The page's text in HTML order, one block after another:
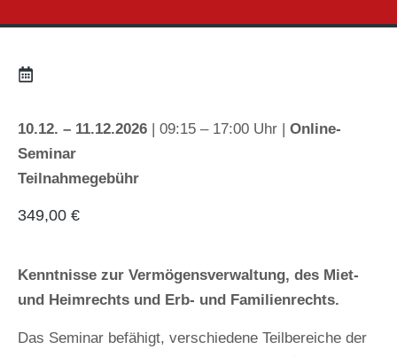
10.12. – 11.12.2026 | 09:15 – 17:00 Uhr | Online-
Seminar
Teilnahmegebühr
349,00 €
Kenntnisse zur Vermögensverwaltung, des Miet-
und Heimrechts und Erb- und Familienrechts.
Das Seminar befähigt, verschiedene Teilbereiche der